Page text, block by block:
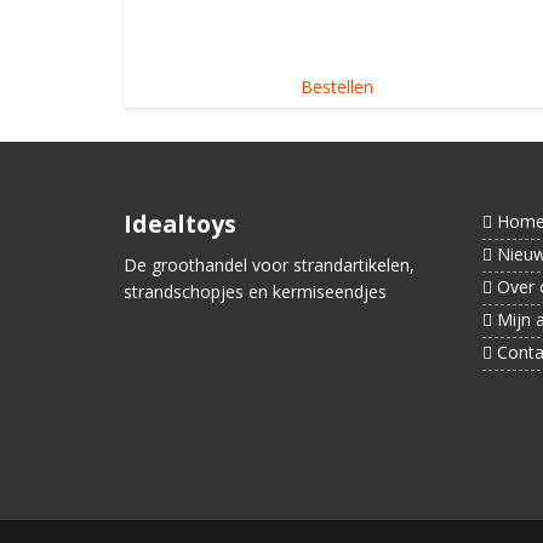
Bestellen
Idealtoys
De groothandel voor strandartikelen,
strandschopjes en kermiseendjes
Over
Mijn